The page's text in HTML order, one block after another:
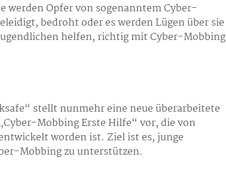
werden Opfer von sogenanntem Cyber-
bedroht oder es werden Lügen über sie
helfen, richtig mit Cyber-Mobbing
stellt nunmehr eine neue überarbeitete
Mobbing Erste Hilfe“ vor, die von
worden ist. Ziel ist es, junge
Mobbing zu unterstützen.